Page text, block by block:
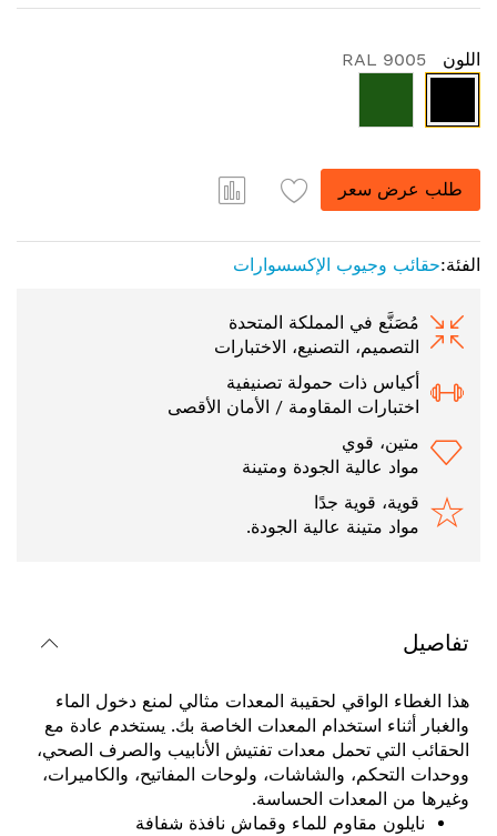
gallery
اللون RAL 9005
طلب عرض سعر
الفئة:حقائب وجيوب الإكسسوارات
مُصَنَّع في المملكة المتحدة
التصميم، التصنيع، الاختبارات
أكياس ذات حمولة تصنيفية
اختبارات المقاومة / الأمان الأقصى
متين، قوي
مواد عالية الجودة ومتينة
قوية، قوية جدًا
مواد متينة عالية الجودة.
تفاصيل
هذا الغطاء الواقي لحقيبة المعدات مثالي لمنع دخول الماء
والغبار أثناء استخدام المعدات الخاصة بك. يستخدم عادة مع
الحقائب التي تحمل معدات تفتيش الأنابيب والصرف الصحي،
ووحدات التحكم، والشاشات، ولوحات المفاتيح، والكاميرات،
وغيرها من المعدات الحساسة.
نايلون مقاوم للماء وقماش نافذة شفافة